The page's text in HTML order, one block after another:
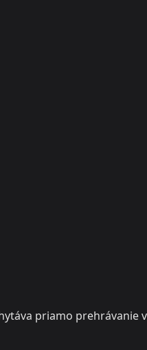
priamo prehrávanie